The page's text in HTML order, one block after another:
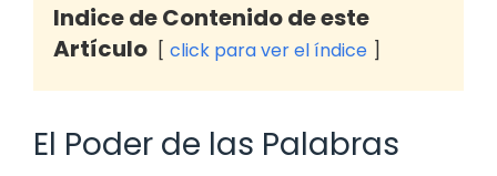
Indice de Contenido de este
Artículo
click para ver el índice
El Poder de las Palabras